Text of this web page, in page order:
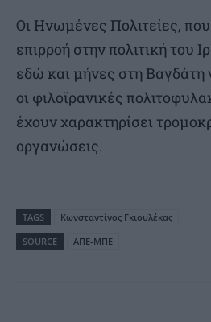
Οι Ηνωμένες Πολιτείες,
επιρροή στην πολιτική του
εδώ και μήνες στη Βαγδάτη
οι φιλοϊρανικές
έχουν χαρακτηρίσει
οργανώσεις.
TAGS
Κωνσταντίνος Γκιουλέκας
SOURCE
ΑΠΕ-ΜΠΕ